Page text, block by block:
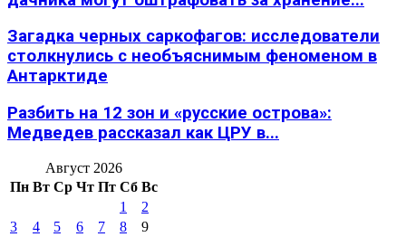
Загадка черных саркофагов: исследователи
столкнулись с необъяснимым феноменом в
Антарктиде
Разбить на 12 зон и «русские острова»:
Медведев рассказал как ЦРУ в...
Август 2026
Пн Вт Ср Чт Пт Сб Вс
1
2
3
4 5 6 7 8
9